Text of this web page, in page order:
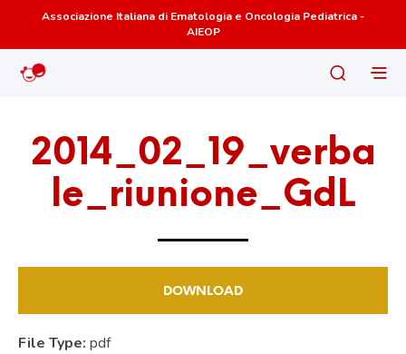
Associazione Italiana di Ematologia e Oncologia Pediatrica -
AIEOP
2014_02_19_verba
le_riunione_GdL
DOWNLOAD
File Type: pdf